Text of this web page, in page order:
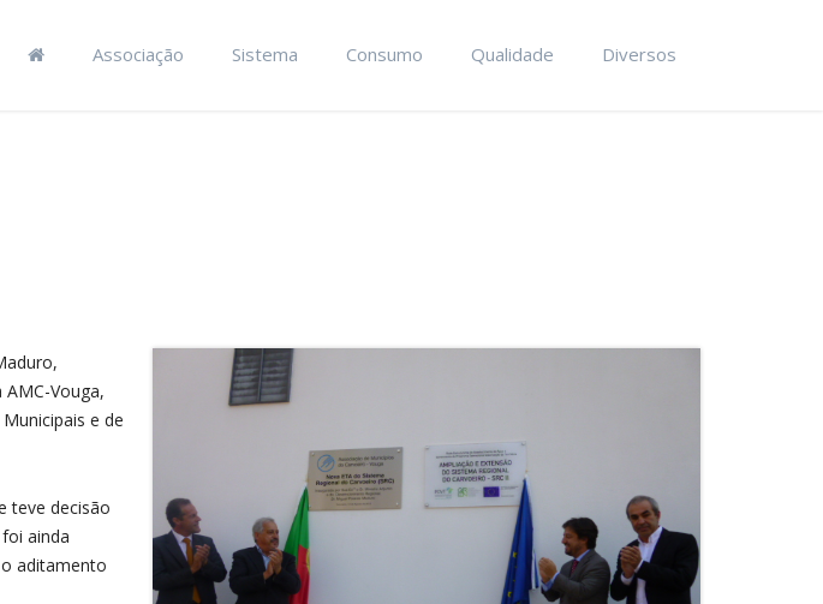
Associação Sistema Consumo Qualidade Diversos
Vouga,
e de
teve decisão
ainda
aditamento